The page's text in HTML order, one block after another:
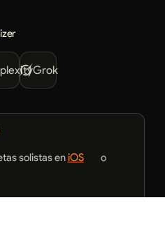
Grok
solistas eniOS o